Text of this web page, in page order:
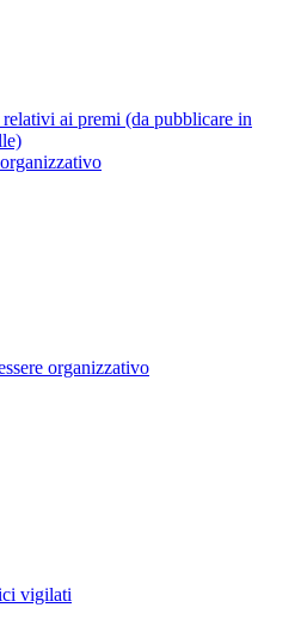
ai premi (da pubblicare in
organizzativo
vigilati